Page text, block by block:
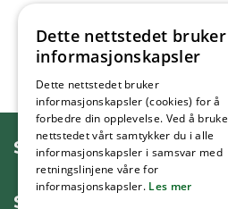
Ja
SNAKK MED OSS
SKRIV TIL OSS
Dette nettstedet bruker
informasjonskapsler
Dette nettstedet bruker
informasjonskapsler (cookies) for å
forbedre din opplevelse. Ved å bruke
nettstedet vårt samtykker du i alle
informasjonskapsler i samsvar med
retningslinjene våre for
informasjonskapsler. Les mer